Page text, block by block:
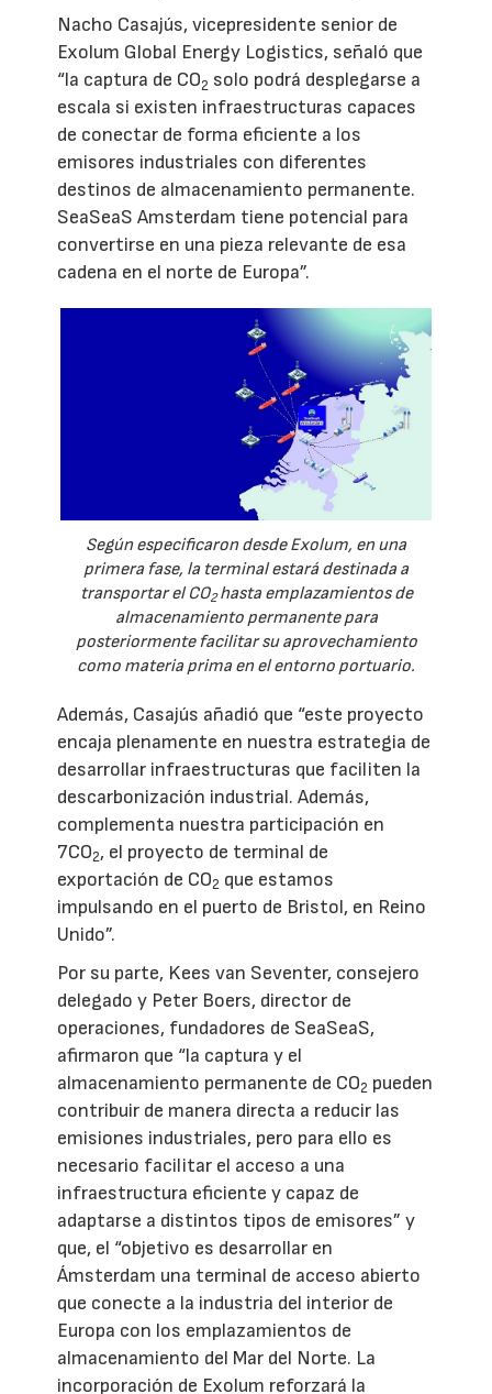
Nacho Casajús, vicepresidente senior de
Exolum Global Energy Logistics, señaló que
“la captura de CO2 solo podrá desplegarse a
escala si existen infraestructuras capaces
de conectar de forma eficiente a los
emisores industriales con diferentes
destinos de almacenamiento permanente.
SeaSeaS Amsterdam tiene potencial para
convertirse en una pieza relevante de esa
cadena en el norte de Europa”.
Según especificaron desde Exolum, en una
primera fase, la terminal estará destinada a
transportar el CO2hasta emplazamientos de
almacenamiento permanente para
posteriormente facilitar su aprovechamiento
como materia prima en el entorno portuario.
Además, Casajús añadió que “este proyecto
encaja plenamente en nuestra estrategia de
desarrollar infraestructuras que faciliten la
descarbonización industrial. Además,
complementa nuestra participación en
7CO2, el proyecto de terminal de
exportación de CO2 que estamos
impulsando en el puerto de Bristol, en Reino
Unido”.
Por su parte, Kees van Seventer, consejero
delegado y Peter Boers, director de
operaciones, fundadores de SeaSeaS,
afirmaron que “la captura y el
almacenamiento permanente de CO2 pueden
contribuir de manera directa a reducir las
emisiones industriales, pero para ello es
necesario facilitar el acceso a una
infraestructura eficiente y capaz de
adaptarse a distintos tipos de emisores” y
que, el “objetivo es desarrollar en
Ámsterdam una terminal de acceso abierto
que conecte a la industria del interior de
Europa con los emplazamientos de
almacenamiento del Mar del Norte. La
incorporación de Exolum reforzará la